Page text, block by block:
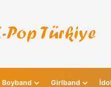
Boyband Girlband